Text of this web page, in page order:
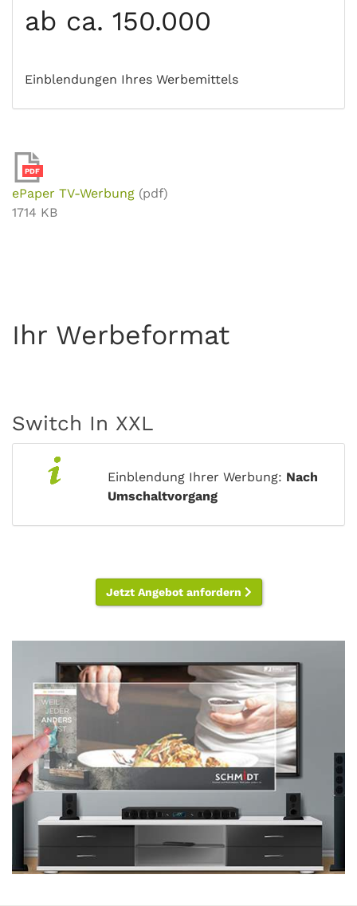
ab ca. 150.000
Einblendungen Ihres Werbemittels
PDF
ePaper TV-Werbung (pdf)
1714 KB
Ihr Werbeformat
Switch In XXL
Einblendung Ihrer Werbung: Nach
Umschaltvorgang
Jetzt Angebot anfordern